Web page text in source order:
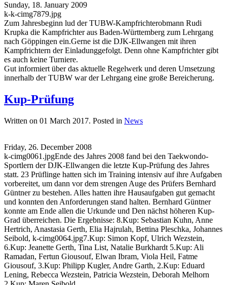
Sunday, 18. January 2009
k-k-cimg7879.jpg
Zum Jahresbeginn lud der TUBW-Kampfrichterobmann Rudi
Krupka die Kampfrichter aus Baden-Württemberg zum Lehrgang
nach Göppingen ein.Gerne ist die DJK-Ellwangen mit ihren
Kampfrichtern der Einladunggefolgt. Denn ohne Kampfrichter gibt
es auch keine Turniere.
Gut informiert über das aktuelle Regelwerk und deren Umsetzung
innerhalb der TUBW war der Lehrgang eine große Bereicherung.
Kup-Prüfung
Written on 01 March 2017. Posted in News
Friday, 26. December 2008
k-cimg0061.jpgEnde des Jahres 2008 fand bei den Taekwondo-
Sportlern der DJK-Ellwangen die letzte Kup-Prüfung des Jahres
statt. 23 Prüflinge hatten sich im Training intensiv auf ihre Aufgaben
vorbereitet, um dann vor dem strengen Auge des Prüfers Bernhard
Güntner zu bestehen. Alles hatten ihre Hausaufgaben gut gemacht
und konnten den Anforderungen stand halten. Bernhard Güntner
konnte am Ende allen die Urkunde und Den nächst höheren Kup-
Grad überreichen. Die Ergebnisse: 8.Kup: Sebastian Kuhn, Anne
Hertrich, Anastasia Gerth, Elia Hajrulah, Bettina Pleschka, Johannes
Seibold, k-cimg0064.jpg7.Kup: Simon Kopf, Ulrich Wezstein,
6.Kup: Jeanette Gerth, Tina List, Natalie Burkhardt 5.Kup: Ali
Ramadan, Fertun Giousouf, Elwan Ibram, Viola Heil, Fatme
Giousouf, 3.Kup: Philipp Kugler, Andre Garth, 2.Kup: Eduard
Lening, Rebecca Wezstein, Patricia Wezstein, Deborah Melhorn